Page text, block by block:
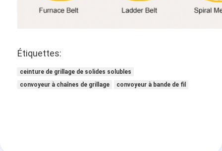
Étiquettes:
ceinture de grillage de solides solubles
convoyeur à chaînes de grillage
convoyeur à bande de fil